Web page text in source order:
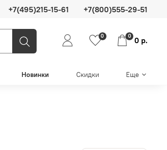
+7(495)215-15-61 +7(800)555-29-51
0 0 0 р.
Новинки Скидки Еще